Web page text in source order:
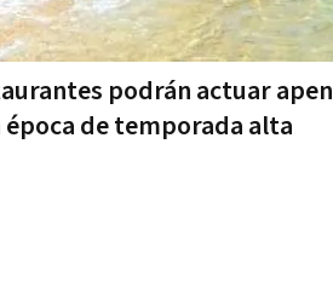
podrán actuar
de temporada alta